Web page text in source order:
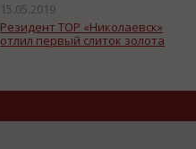
15.05.2019
Резидент ТОР «Николаевск»
отлил первый слиток золота